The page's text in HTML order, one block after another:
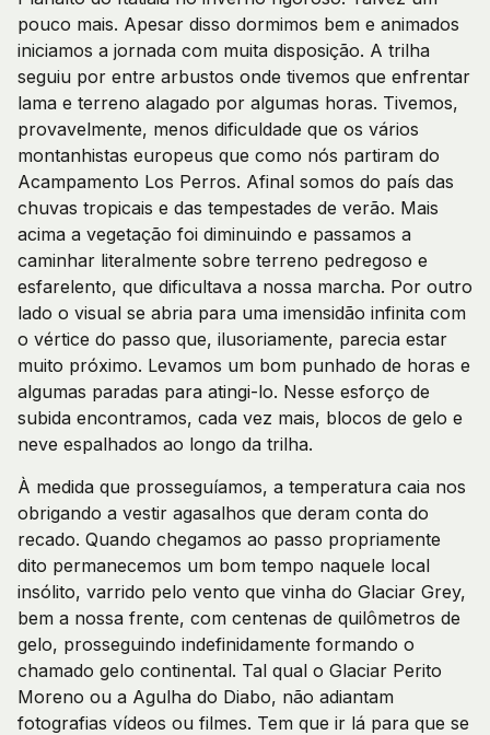
pouco mais. Apesar disso dormimos bem e animados
iniciamos a jornada com muita disposição. A trilha
seguiu por entre arbustos onde tivemos que enfrentar
lama e terreno alagado por algumas horas. Tivemos,
provavelmente, menos dificuldade que os vários
montanhistas europeus que como nós partiram do
Acampamento Los Perros. Afinal somos do país das
chuvas tropicais e das tempestades de verão. Mais
acima a vegetação foi diminuindo e passamos a
caminhar literalmente sobre terreno pedregoso e
esfarelento, que dificultava a nossa marcha. Por outro
lado o visual se abria para uma imensidão infinita com
o vértice do passo que, ilusoriamente, parecia estar
muito próximo. Levamos um bom punhado de horas e
algumas paradas para atingi-lo. Nesse esforço de
subida encontramos, cada vez mais, blocos de gelo e
neve espalhados ao longo da trilha.
À medida que prosseguíamos, a temperatura caia nos
obrigando a vestir agasalhos que deram conta do
recado. Quando chegamos ao passo propriamente
dito permanecemos um bom tempo naquele local
insólito, varrido pelo vento que vinha do Glaciar Grey,
bem a nossa frente, com centenas de quilômetros de
gelo, prosseguindo indefinidamente formando o
chamado gelo continental. Tal qual o Glaciar Perito
Moreno ou a Agulha do Diabo, não adiantam
fotografias vídeos ou filmes. Tem que ir lá para que se